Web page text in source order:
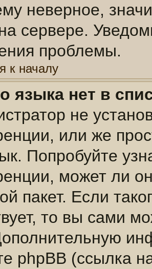
неверное,
сервере.
проблемы.
к началу
языка нет в
не
или же
Попробуйте
может ли
пакет. Если
то вы сами
phpBB (ссылка